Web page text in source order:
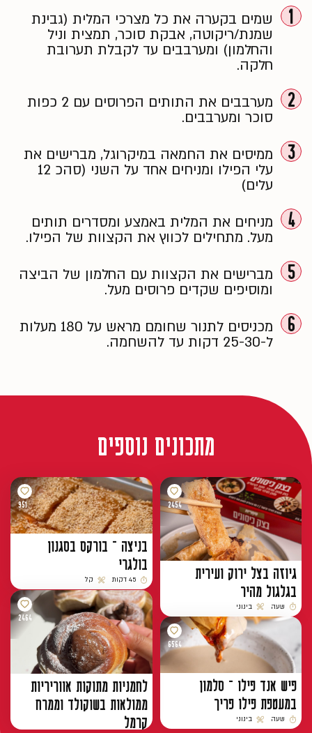
1
שמים בקערה את כל מצרכי המלית (גבינת
שמנת/ריקוטה, אבקת סוכר, תמצית וניל
והחלמון) ומערבבים עד לקבלת תערובת
חלקה.
2
מערבבים את התותים הפרוסים עם 2 כפות
סוכר ומערבבים.
3
ממיסים את החמאה במיקרוגל, מברישים את
עלי הפילו ומניחים אחד על השני (סהכ 12
עלים)
4
מניחים את המלית באמצע ומסדרים תותים
מעל. מתחילים לכווץ את הקצוות של הפילו.
5
מברישים את הקצוות עם החלמון של הביצה
ומוסיפים שקדים פרוסים מעל.
6
מכניסים לתנור שחומם מראש על 180 מעלות
ל-25-30 דקות עד להשחמה.
מתכונים נוספים
2454
גיוזה בצל ירוק ועירית
בגלגול מהיר
זמן הכנה
שעה
רמת קושי
בינוני
951
בניצה – בורקס בסגנון
בולגרי
זמן הכנה
45 דקות
רמת קושי
קל
6564
פיש אנד פילו – סלמון
במעטפת פילו פריך
זמן הכנה
שעה
רמת קושי
בינוני
2464
לחמניות מתוקות אווריריות
ממולאות בשוקולד וממרח
קרמל